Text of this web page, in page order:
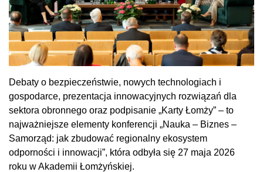
Debaty o bezpieczeństwie, nowych technologiach i
gospodarce, prezentacja innowacyjnych rozwiązań dla
sektora obronnego oraz podpisanie „Karty Łomży” – to
najważniejsze elementy konferencji „Nauka – Biznes –
Samorząd: jak zbudować regionalny ekosystem
odporności i innowacji”, która odbyła się 27 maja 2026
roku w Akademii Łomżyńskiej.